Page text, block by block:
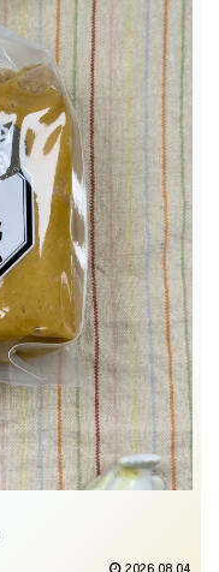
2026.08.04